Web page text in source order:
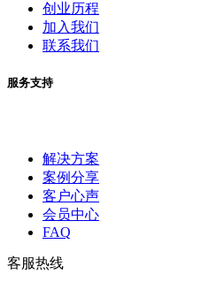
创业历程
加入我们
联系我们
服务支持
解决方案
案例分享
客户心声
会员中心
FAQ
客服热线